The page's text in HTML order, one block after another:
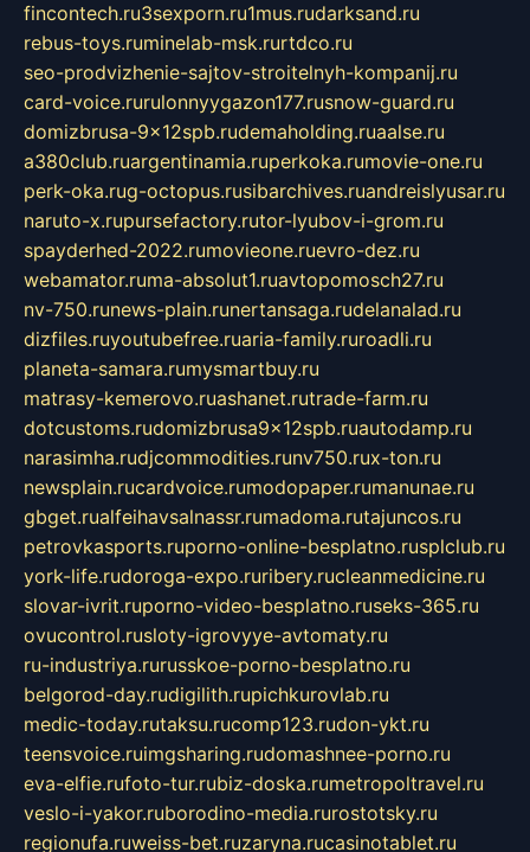
fincontech.ru3sexporn.ru1mus.rudarksand.ru
rebus-toys.ruminelab-msk.rurtdco.ru
seo-prodvizhenie-sajtov-stroitelnyh-kompanij.ru
card-voice.rurulonnyygazon177.rusnow-guard.ru
domizbrusa-9x12spb.rudemaholding.ruaalse.ru
a380club.ruargentinamia.ruperkoka.rumovie-one.ru
perk-oka.rug-octopus.rusibarchives.ruandreislyusar.ru
naruto-x.rupursefactory.rutor-lyubov-i-grom.ru
spayderhed-2022.rumovieone.ruevro-dez.ru
webamator.ruma-absolut1.ruavtopomosch27.ru
nv-750.runews-plain.runertansaga.rudelanalad.ru
dizfiles.ruyoutubefree.ruaria-family.ruroadli.ru
planeta-samara.rumysmartbuy.ru
matrasy-kemerovo.ruashanet.rutrade-farm.ru
dotcustoms.rudomizbrusa9x12spb.ruautodamp.ru
narasimha.rudjcommodities.runv750.rux-ton.ru
newsplain.rucardvoice.rumodopaper.rumanunae.ru
gbget.rualfeihavsalnassr.rumadoma.rutajuncos.ru
petrovkasports.ruporno-online-besplatno.rusplclub.ru
york-life.rudoroga-expo.ruribery.rucleanmedicine.ru
slovar-ivrit.ruporno-video-besplatno.ruseks-365.ru
ovucontrol.rusloty-igrovyye-avtomaty.ru
ru-industriya.rurusskoe-porno-besplatno.ru
belgorod-day.rudigilith.rupichkurovlab.ru
medic-today.rutaksu.rucomp123.rudon-ykt.ru
teensvoice.ruimgsharing.rudomashnee-porno.ru
eva-elfie.rufoto-tur.rubiz-doska.rumetropoltravel.ru
veslo-i-yakor.ruborodino-media.rurostotsky.ru
regionufa.ruweiss-bet.ruzaryna.rucasinotablet.ru